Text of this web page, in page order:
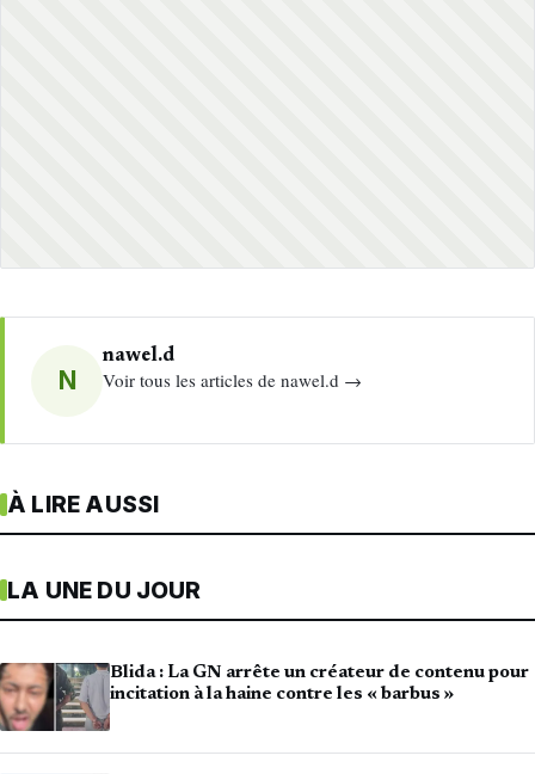
N
nawel.d
Voir tous les articles de nawel.d →
À LIRE AUSSI
LA UNE DU JOUR
Blida : La GN arrête un créateur de contenu pour
incitation à la haine contre les « barbus »